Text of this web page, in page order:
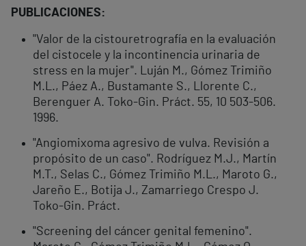
PUBLICACIONES:
"Valor de la cistouretrografía en la evaluación
del cistocele y la incontinencia urinaria de
stress en la mujer". Luján M., Gómez Trimiño
M.L., Páez A., Bustamante S., Llorente C.,
Berenguer A. Toko-Gin. Práct. 55, 10 503-506.
1996.
"Angiomixoma agresivo de vulva. Revisión a
propósito de un caso". Rodríguez M.J., Martín
M.T., Selas C., Gómez Trimiño M.L., Maroto G.,
Jareño E., Botija J., Zamarriego Crespo J.
Toko-Gin. Práct.
"Screening del cáncer genital femenino".